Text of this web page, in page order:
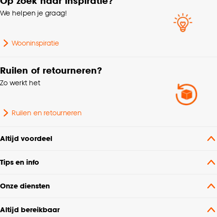
We helpen je graag!
Wooninspiratie
Ruilen of retourneren?
Zo werkt het
Ruilen en retourneren
Altijd voordeel
Tips en info
Onze diensten
Altijd bereikbaar